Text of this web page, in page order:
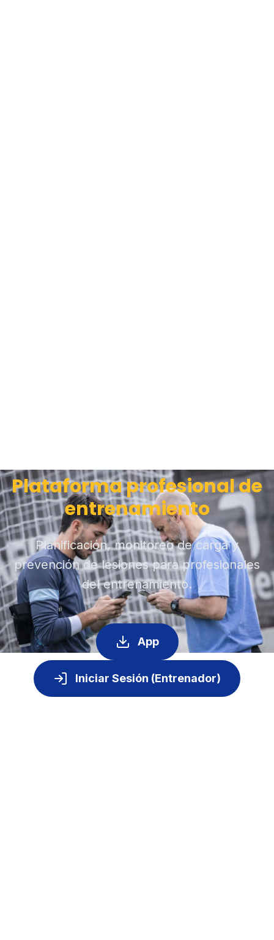
Plataforma profesional de
entrenamiento
Planificación, monitoreo de carga y
prevención de lesiones para profesionales
del entrenamiento.
App
Iniciar Sesión (Entrenador)